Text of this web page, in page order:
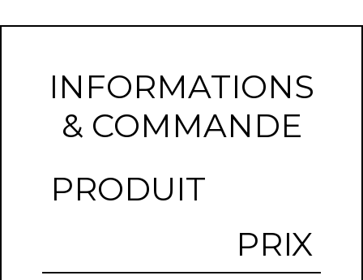
INFORMATIONS
& COMMANDE
PRODUIT
PRIX